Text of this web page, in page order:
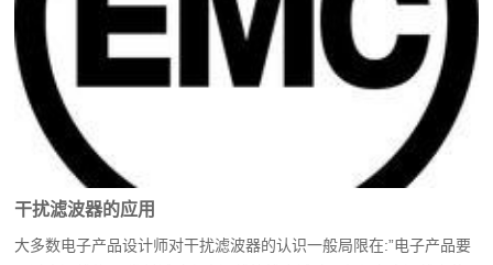
干扰滤波器的应用
大多数电子产品设计师对干扰滤波器的认识一般局限在:”电子产品要